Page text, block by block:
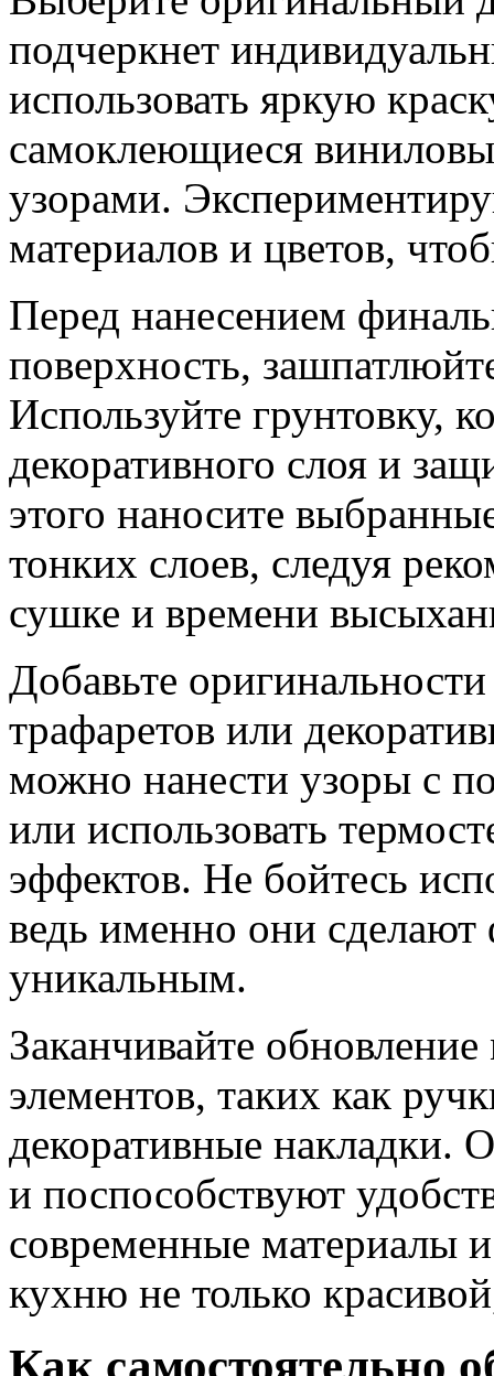
подчеркнет
использовать яркую
самоклеющиеся
узорами.
материалов и цветов,
Перед нанесением
поверхность,
Используйте грунтовку,
декоративного слоя и
этого наносите
тонких слоев, следуя
сушке и времени
Добавьте
трафаретов или
можно нанести узоры с
или использовать
эффектов. Не бойтесь
ведь именно они
уникальным.
Заканчивайте
элементов, таких как
декоративные накладки.
и поспособствуют
современные материалы
кухню не только